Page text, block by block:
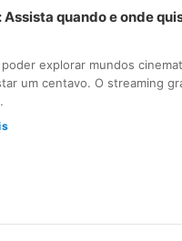
Assista quando e onde
poder explorar mundos
um centavo. O streaming